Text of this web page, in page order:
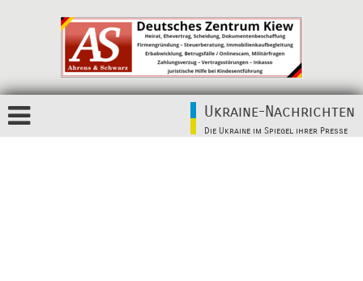
Ukraine-Nachrichten
Die Ukraine im Spiegel ihrer Presse